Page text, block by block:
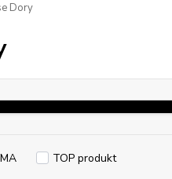
Dory
TOP produkt